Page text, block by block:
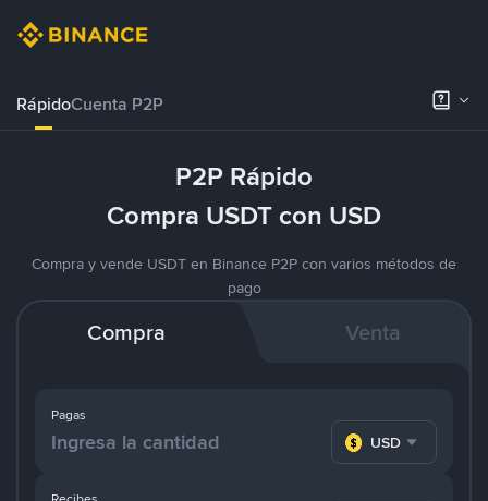
RápidoCuenta P2P
P2P Rápido
Compra USDT con USD
Compra y vende USDT en Binance P2P con varios métodos de
pago
Compra Venta
Pagas
USD